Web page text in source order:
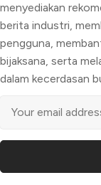
menyediakan
berita industri,
pengguna,
bijaksana, serta
dalam kecerdasan